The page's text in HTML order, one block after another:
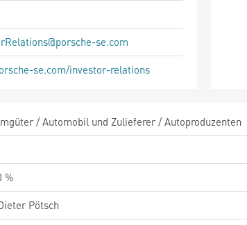
se.com
se.com/investor-relations
/ Automobil und Zulieferer / Autoproduzenten
%
Pötsch